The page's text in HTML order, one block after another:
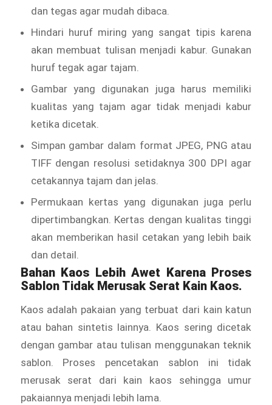
dan tegas agar mudah dibaca.
Hindari huruf miring yang sangat tipis karena
akan membuat tulisan menjadi kabur. Gunakan
huruf tegak agar tajam.
Gambar yang digunakan juga harus memiliki
kualitas yang tajam agar tidak menjadi kabur
ketika dicetak.
Simpan gambar dalam format JPEG, PNG atau
TIFF dengan resolusi setidaknya 300 DPI agar
cetakannya tajam dan jelas.
Permukaan kertas yang digunakan juga perlu
dipertimbangkan. Kertas dengan kualitas tinggi
akan memberikan hasil cetakan yang lebih baik
dan detail.
Bahan Kaos Lebih Awet Karena Proses
Sablon Tidak Merusak Serat Kain Kaos.
Kaos adalah pakaian yang terbuat dari kain katun
atau bahan sintetis lainnya. Kaos sering dicetak
dengan gambar atau tulisan menggunakan teknik
sablon. Proses pencetakan sablon ini tidak
merusak serat dari kain kaos sehingga umur
pakaiannya menjadi lebih lama.